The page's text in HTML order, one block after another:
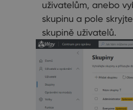
uživatelům, anebo
skupinu a pole
skupině uživatelů.